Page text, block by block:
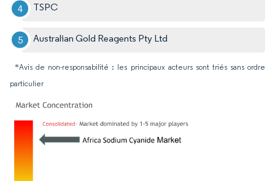
TSPC
Australian Gold Reagents Pty Ltd
*Avis de non-responsabilité : les principaux acteurs sont triés sans ordre
particulier